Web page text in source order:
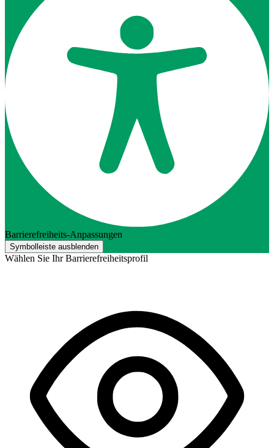
Barrierefreiheits-Anpassungen
Symbolleiste ausblenden
Wählen Sie Ihr Barrierefreiheitsprofil